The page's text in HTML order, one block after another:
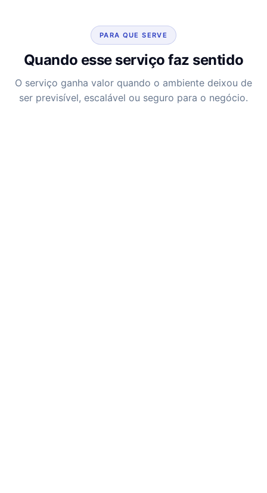
PARA QUE SERVE
Quando esse serviço faz sentido
O serviço ganha valor quando o ambiente deixou de
ser previsível, escalável ou seguro para o negócio.